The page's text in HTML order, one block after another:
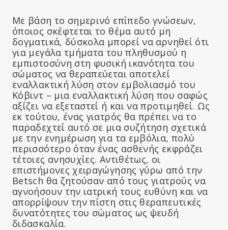
Με βάση το σημερινό επίπεδο γνώσεων,
όποιος σκέφτεται το θέμα αυτό μη
δογματικά, δύσκολα μπορεί να αρνηθεί ότι
για μεγάλα τμήματα του πληθυσμού η
εμπιστοσύνη στη φυσική ικανότητα του
σώματος να θεραπεύεται αποτελεί
εναλλακτική λύση στον εμβολιασμό του
Κόβιντ – μια εναλλακτική λύση που σαφώς
αξίζει να εξεταστεί ή και να προτιμηθεί. Ως
εκ τούτου, ένας γιατρός θα πρέπει να το
παραδεχτεί αυτό σε μια συζήτηση σχετικά
με την ενημέρωση για τα εμβόλια, πολύ
περισσότερο όταν ένας ασθενής εκφράζει
τέτοιες ανησυχίες. Αντιθέτως, οι
επιστήμονες χειραγώγησης γύρω από την
Betsch θα ζητούσαν από τους γιατρούς να
αγνοήσουν την ιατρική τους ευθύνη και να
απορρίψουν την πίστη στις θεραπευτικές
δυνατότητες του σώματος ως ψευδή
διδασκαλία.